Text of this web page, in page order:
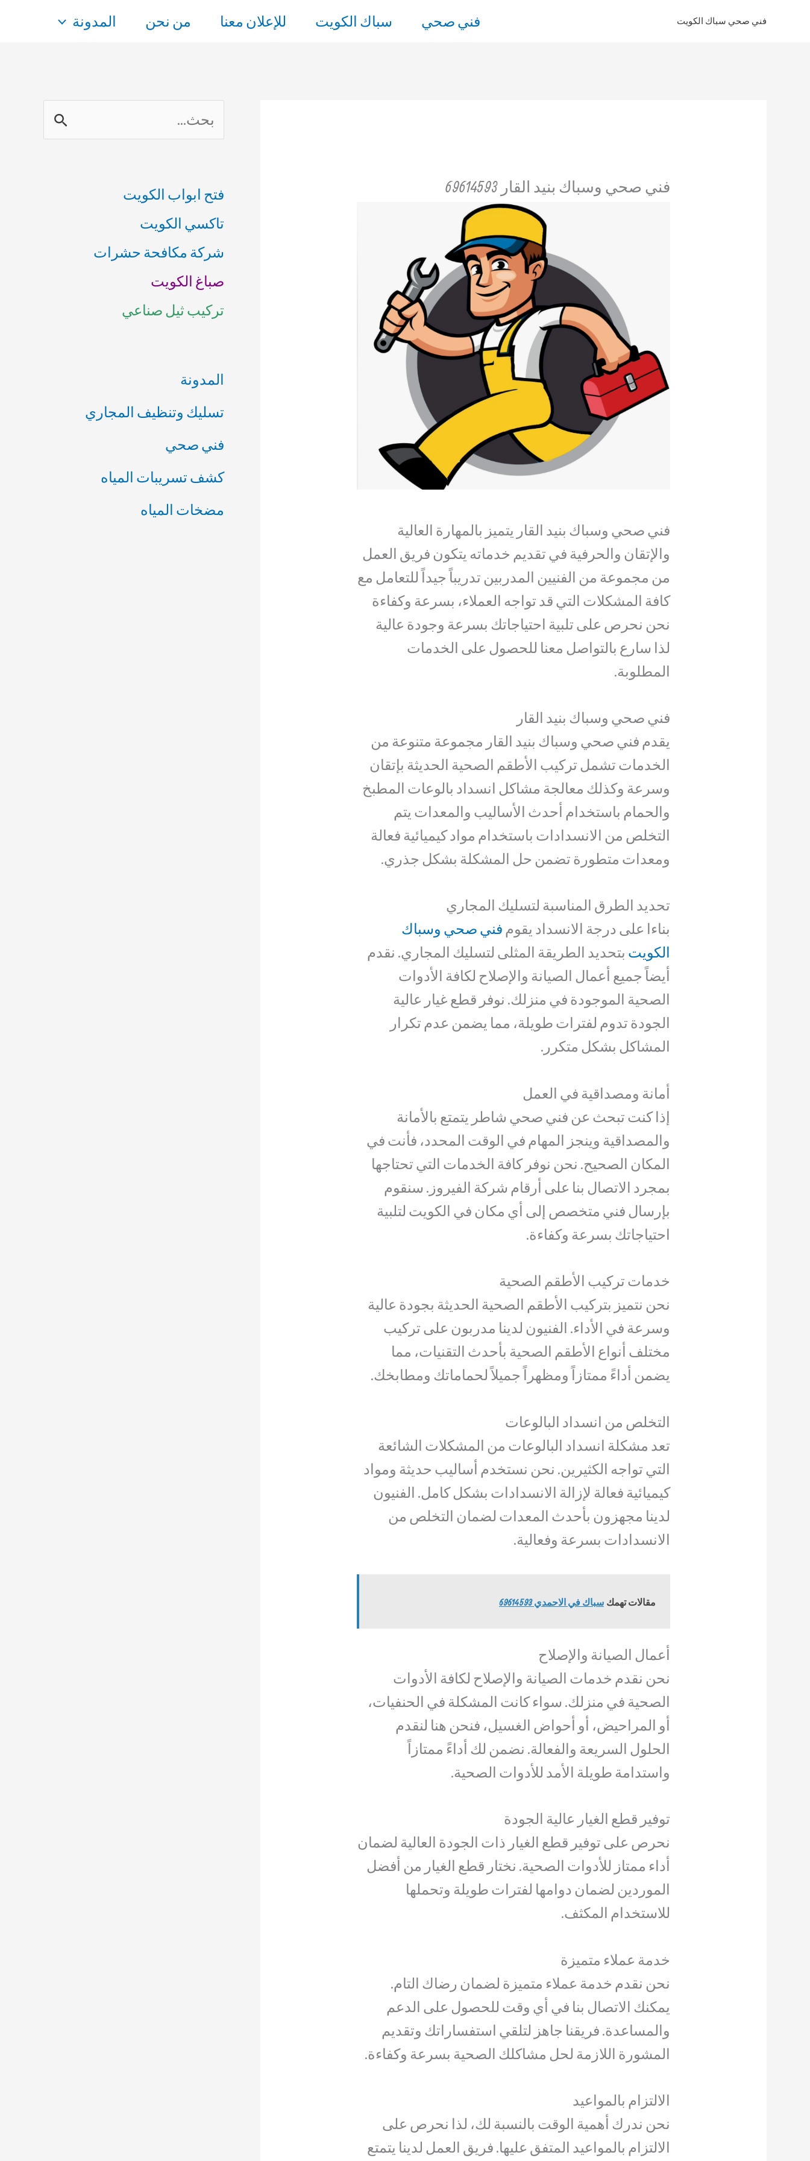
فني صحي سباك الكويت فني صحي سباك الكويت للإعلان معنا من نحن المدونة
فني صحي وسباك بنيد القار 69614593
فني صحي وسباك بنيد القار يتميز بالمهارة العالية
والإتقان والحرفية في تقديم خدماته يتكون فريق العمل
من مجموعة من الفنيين المدربين تدريباً جيداً للتعامل مع
كافة المشكلات التي قد تواجه العملاء، بسرعة وكفاءة
نحن نحرص على تلبية احتياجاتك بسرعة وجودة عالية
لذا سارع بالتواصل معنا للحصول على الخدمات
المطلوبة.
فني صحي وسباك بنيد القار
يقدم فني صحي وسباك بنيد القار مجموعة متنوعة من
الخدمات تشمل تركيب الأطقم الصحية الحديثة بإتقان
وسرعة وكذلك معالجة مشاكل انسداد بالوعات المطبخ
والحمام باستخدام أحدث الأساليب والمعدات يتم
التخلص من الانسدادات باستخدام مواد كيميائية فعالة
ومعدات متطورة تضمن حل المشكلة بشكل جذري.
تحديد الطرق المناسبة لتسليك المجاري
بناءا على درجة الانسداد يقوم فني صحي وسباك
الكويت بتحديد الطريقة المثلى لتسليك المجاري. نقدم
أيضاً جميع أعمال الصيانة والإصلاح لكافة الأدوات
الصحية الموجودة في منزلك. نوفر قطع غيار عالية
الجودة تدوم لفترات طويلة، مما يضمن عدم تكرار
المشاكل بشكل متكرر.
أمانة ومصداقية في العمل
إذا كنت تبحث عن فني صحي شاطر يتمتع بالأمانة
والمصداقية وينجز المهام في الوقت المحدد، فأنت في
المكان الصحيح. نحن نوفر كافة الخدمات التي تحتاجها
بمجرد الاتصال بنا على أرقام شركة الفيروز. سنقوم
بإرسال فني متخصص إلى أي مكان في الكويت لتلبية
احتياجاتك بسرعة وكفاءة.
خدمات تركيب الأطقم الصحية
نحن نتميز بتركيب الأطقم الصحية الحديثة بجودة عالية
وسرعة في الأداء. الفنيون لدينا مدربون على تركيب
مختلف أنواع الأطقم الصحية بأحدث التقنيات، مما
يضمن أداءً ممتازاً ومظهراً جميلاً لحماماتك ومطابخك.
التخلص من انسداد البالوعات
تعد مشكلة انسداد البالوعات من المشكلات الشائعة
التي تواجه الكثيرين. نحن نستخدم أساليب حديثة ومواد
كيميائية فعالة لإزالة الانسدادات بشكل كامل. الفنيون
لدينا مجهزون بأحدث المعدات لضمان التخلص من
الانسدادات بسرعة وفعالية.
مقالات تهمك سباك في الاحمدي 69614593
أعمال الصيانة والإصلاح
نحن نقدم خدمات الصيانة والإصلاح لكافة الأدوات
الصحية في منزلك. سواء كانت المشكلة في الحنفيات،
أو المراحيض، أو أحواض الغسيل، فنحن هنا لنقدم
الحلول السريعة والفعالة. نضمن لك أداءً ممتازاً
واستدامة طويلة الأمد للأدوات الصحية.
توفير قطع الغيار عالية الجودة
نحرص على توفير قطع الغيار ذات الجودة العالية لضمان
أداء ممتاز للأدوات الصحية. نختار قطع الغيار من أفضل
الموردين لضمان دوامها لفترات طويلة وتحملها
للاستخدام المكثف.
خدمة عملاء متميزة
نحن نقدم خدمة عملاء متميزة لضمان رضاك التام.
يمكنك الاتصال بنا في أي وقت للحصول على الدعم
والمساعدة. فريقنا جاهز لتلقي استفساراتك وتقديم
المشورة اللازمة لحل مشاكلك الصحية بسرعة وكفاءة.
الالتزام بالمواعيد
نحن ندرك أهمية الوقت بالنسبة لك، لذا نحرص على
الالتزام بالمواعيد المتفق عليها. فريق العمل لدينا يتمتع
ل
ح
ث
ع
ن
:
فتح ابواب الكويت
تاكسي الكويت
شركة مكافحة حشرات
صباغ الكويت
تركيب ثيل صناعي
المدونة
تسليك وتنظيف المجاري
فني صحي
كشف تسريبات المياه
مضخات المياه